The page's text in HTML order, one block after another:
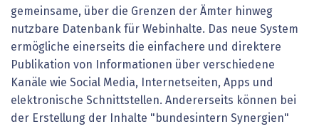
gemeinsame, über die Grenzen der Ämter hinweg
nutzbare Datenbank für Webinhalte. Das neue System
ermögliche einerseits die einfachere und direktere
Publikation von Informationen über verschiedene
Kanäle wie Social Media, Internetseiten, Apps und
elektronische Schnittstellen. Andererseits können bei
der Erstellung der Inhalte "bundesintern Synergien"